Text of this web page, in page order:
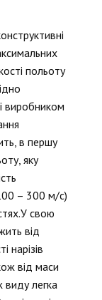
польоту
виробником
в першу
яку
– 300 м/с)
свою
від
нарізів
від маси
виду легка